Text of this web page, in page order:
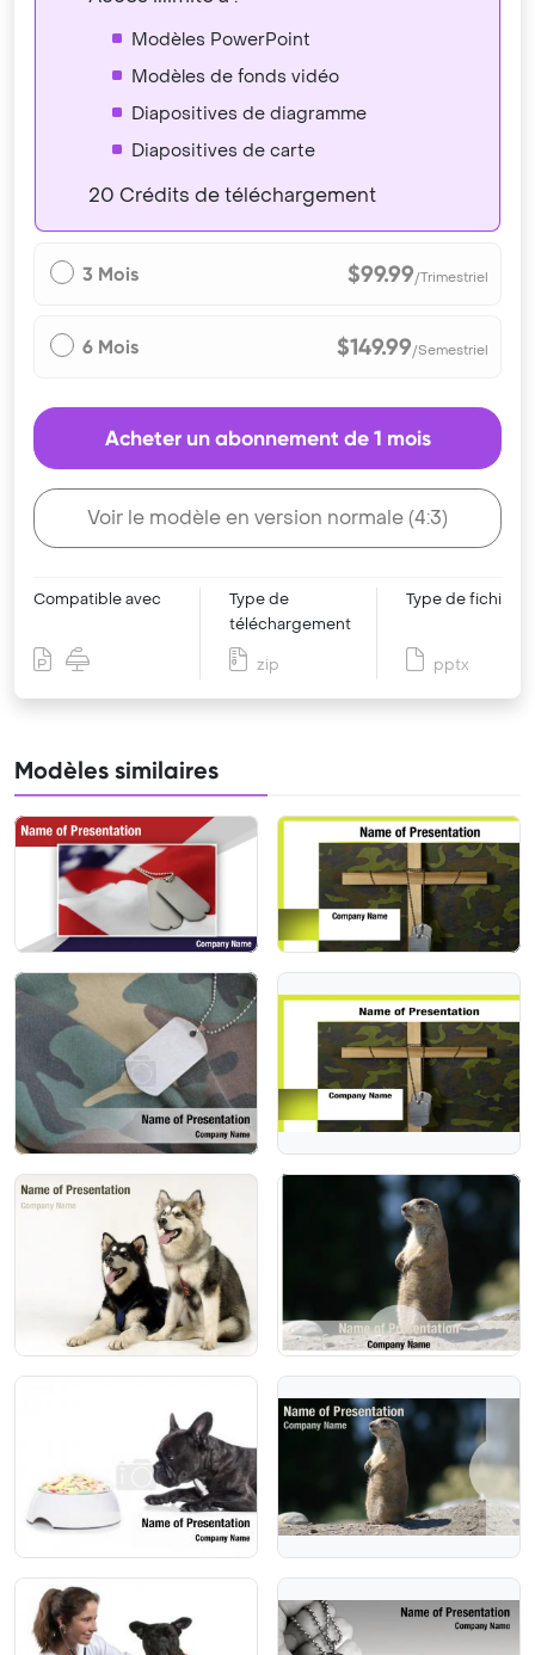
Modèles PowerPoint
Modèles de fonds vidéo
Diapositives de diagramme
Diapositives de carte
20 Crédits de téléchargement
3 Mois $99.99/Trimestriel
6 Mois $149.99/Semestriel
Acheter un abonnement de 1 mois
Voir le modèle en version normale (4:3)
Compatible avec
Type de
téléchargement
zip
Type de fichier
pptx
Modèles similaires